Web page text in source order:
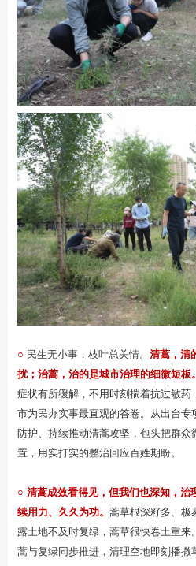
○ 民生无小事，枝叶总关情。 清蒿，清
扰；治蒿，治的是城市治理的细微短板。
症状有所缓解，不用时刻揣着抗过敏
市为民办实事最直观的答卷。从出台
防护、持续推动清蒿攻坚，包头把群众
置，用实打实的整治回应百姓期盼。
○ 清蒿成效看得见，但我们也深知，治
续用力、久久为功。 蒿草根深籽多、极
露土地不及时复绿，蒿草很快卷土重
蒿与复绿同步推进，清理空地即刻播